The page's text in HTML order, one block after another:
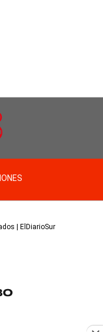
| ElDiarioSur